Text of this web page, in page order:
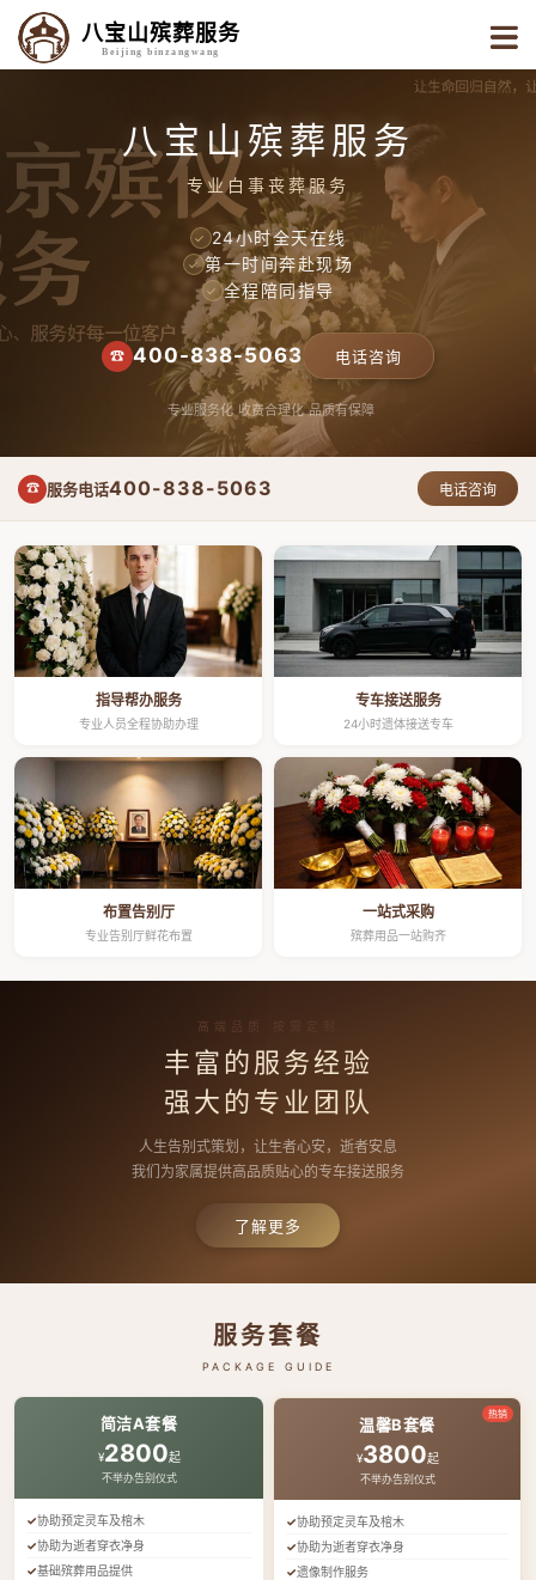
八宝山殡葬服务
Beijing binzangwang
八宝山殡葬服务
专业白事丧葬服务
✓ 24小时全天在线
✓ 第一时间奔赴现场
✓ 全程陪同指导
☎ 400-838-5063 电话咨询
专业服务化 收费合理化 品质有保障
☎ 服务电话400-838-5063 电话咨询
指导帮办服务
专业人员全程协助办理
专车接送服务
24小时遗体接送专车
布置告别厅
专业告别厅鲜花布置
一站式采购
殡葬用品一站购齐
高端品质 按需定制
丰富的服务经验
强大的专业团队
人生告别式策划，让生者心安，逝者安息
我们为家属提供高品质贴心的专车接送服务
了解更多
服务套餐
PACKAGE GUIDE
简洁A套餐
¥2800起
不举办告别仪式
协助预定灵车及棺木
协助为逝者穿衣净身
基础殡葬用品提供
热销
温馨B套餐
¥3800起
不举办告别仪式
协助预定灵车及棺木
协助为逝者穿衣净身
遗像制作服务